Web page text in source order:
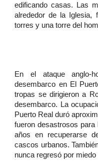
edificando casas. Las
alrededor de la Iglesia,
torres y una torre del
En el ataque anglo-
desembarco en El
tropas se dirigieron a
desembarco. La
Puerto Real duró
fueron desastrosos
años en recuperarse
cascos urbanos.
nunca regresó por